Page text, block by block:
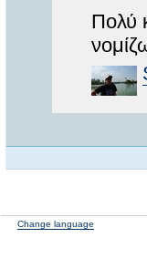
Πολύ
Change language